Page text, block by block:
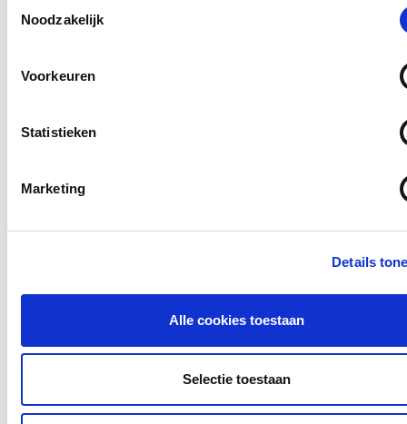
Noodzakelijk
Voorkeuren
Statistieken
Marketing
Details
Alle cookies toestaan
Selectie toestaan
Andere bezoekers bekeken ook